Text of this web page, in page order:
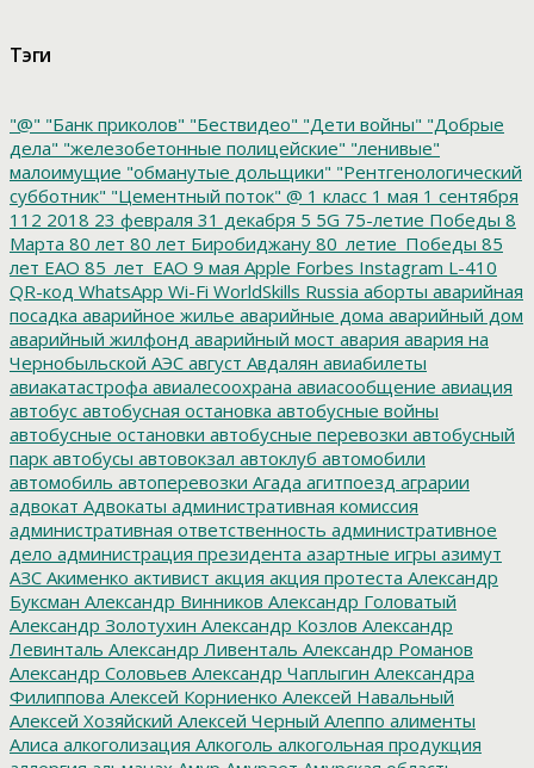
Тэги
"@" "Банк приколов" "Бествидео" "Дети войны" "Добрые
дела" "железобетонные полицейские" "ленивые"
малоимущие "обманутые дольщики" "Рентгенологический
субботник" "Цементный поток" @ 1 класс 1 мая 1 сентября
112 2018 23 февраля 31 декабря 5 5G 75-летие Победы 8
Марта 80 лет 80 лет Биробиджану 80_летие_Победы 85
лет ЕАО 85_лет_ЕАО 9 мая Apple Forbes Instagram L-410
QR-код WhatsApp Wi-Fi WorldSkills Russia аборты аварийная
посадка аварийное жилье аварийные дома аварийный дом
аварийный жилфонд аварийный мост авария авария на
Чернобыльской АЭС август Авдалян авиабилеты
авиакатастрофа авиалесоохрана авиасообщение авиация
автобус автобусная остановка автобусные войны
автобусные остановки автобусные перевозки автобусный
парк автобусы автовокзал автоклуб автомобили
автомобиль автоперевозки Агада агитпоезд аграрии
адвокат Адвокаты административная комиссия
административная ответственность административное
дело администрация президента азартные игры азимут
АЗС Акименко активист акция акция протеста Александр
Буксман Александр Винников Александр Головатый
Александр Золотухин Александр Козлов Александр
Левинталь Александр Ливенталь Александр Романов
Александр Соловьев Александр Чаплыгин Александра
Филиппова Алексей Корниенко Алексей Навальный
Алексей Хозяйский Алексей Черный Алеппо алименты
Алиса алкоголизация Алкоголь алкогольная продукция